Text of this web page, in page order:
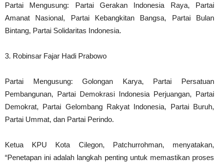
Partai Mengusung: Partai Gerakan Indonesia Raya, Partai
Amanat Nasional, Partai Kebangkitan Bangsa, Partai Bulan
Bintang, Partai Solidaritas Indonesia.
3. Robinsar Fajar Hadi Prabowo
Partai Mengusung: Golongan Karya, Partai Persatuan
Pembangunan, Partai Demokrasi Indonesia Perjuangan, Partai
Demokrat, Partai Gelombang Rakyat Indonesia, Partai Buruh,
Partai Ummat, dan Partai Perindo.
Ketua KPU Kota Cilegon, Patchurrohman, menyatakan,
“Penetapan ini adalah langkah penting untuk memastikan proses